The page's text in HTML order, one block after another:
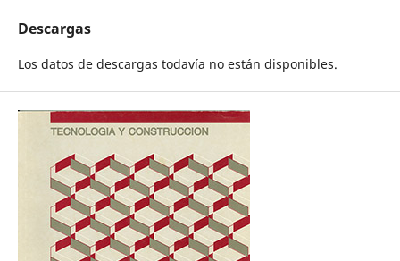
Descargas
Los datos de descargas todavía no están disponibles.